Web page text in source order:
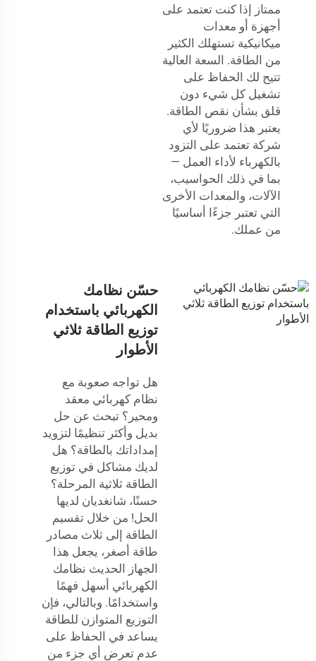
ممتاز إذا كنت تعتمد على
أجهزة أو معدات
ميكانيكية تستهلك الكثير
من الطاقة. السعة العالية
تتيح لك الحفاظ على
تشغيل كل شيء دون
قلق بشأن نقص الطاقة.
يعتبر هذا ضروريًا لأي
شركة تعتمد على التزود
بالكهرباء لأداء العمل —
بما في ذلك الحواسيب،
الآلات، والمعدات الأخرى
التي تعتبر جزءًا أساسيًا
من عملك.
حسّن نظامك
الكهربائي باستخدام
توزيع الطاقة ثلاثي
الأطوار
هل تواجه صعوبة مع
نظام كهربائي معقد
ومحير؟ تبحث عن حل
بديل وأكثر تنظيمًا لتزويد
إمداداتك بالطاقة؟ هل
لديك مشاكل في توزيع
الطاقة ثلاثية المرحلة؟
حسنًا، شانغديان لديها
الحل! من خلال تقسيم
الطاقة إلى ثلاث مصادر
طاقة أصغر، يجعل هذا
الجهاز الحديث نظامك
الكهربائي أسهل فهمًا
واستخدامًا. وبالتالي، فإن
التوزيع المتوازن للطاقة
يساعد في الحفاظ على
عدم تعرض أي جزء من